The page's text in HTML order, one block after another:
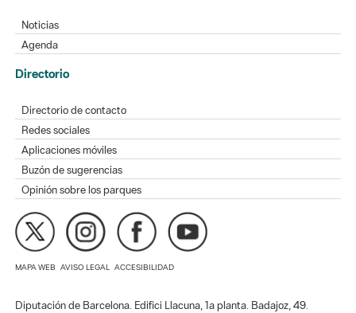
Noticias
Agenda
Directorio
Directorio de contacto
Redes sociales
Aplicaciones móviles
Buzón de sugerencias
Opinión sobre los parques
MAPA WEB AVISO LEGAL ACCESIBILIDAD
Diputación de Barcelona. Edifici Llacuna, 1a planta. Badajoz, 49.